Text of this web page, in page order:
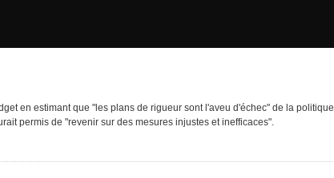
en estimant que "les plans de rigueur sont l'aveu d'échec" de la politique
permis de "revenir sur des mesures injustes et inefficaces".